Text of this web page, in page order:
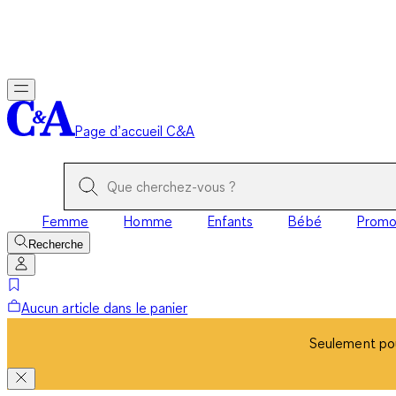
Page d’accueil C&A
Femme Homme Enfants Bébé Promo
Recherche
Aucun article dans le panier
Seulement